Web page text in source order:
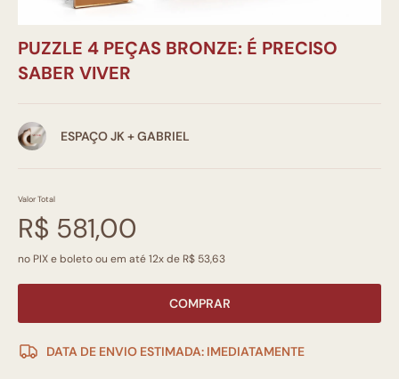
PUZZLE 4 PEÇAS BRONZE: É PRECISO
SABER VIVER
ESPAÇO JK + GABRIEL
Valor Total
R$ 581,00
no PIX e boleto ou em até 12x de R$ 53,63
COMPRAR
DATA DE ENVIO ESTIMADA: IMEDIATAMENTE